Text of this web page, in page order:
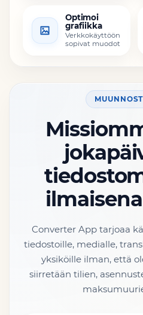
Optimoi
grafiikka
Verkkokäyttöön
sopivat muodot
Converter App tarjoaa
tiedostoille, medialle,
yksiköille ilman, että
siirretään tilien,